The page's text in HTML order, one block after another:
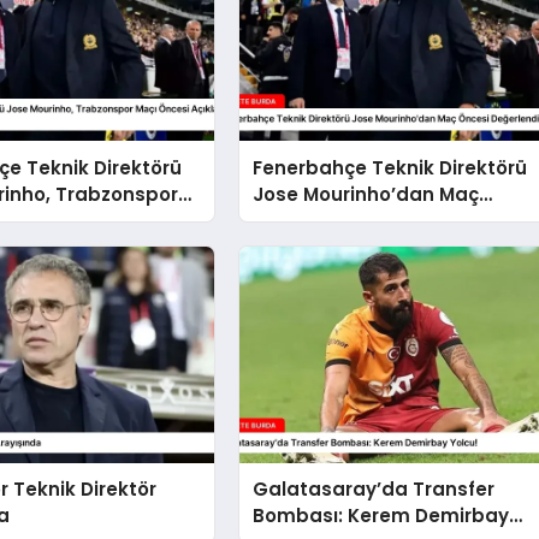
Teknik Direktörü
Trabzonspor
Açıklamalarda
Fenerbahçe Teknik Direktörü
Jose Mourinho’dan Maç
Öncesi Değerlendirmeler
Teknik Direktör
Galatasaray’da Transfer
Bombası: Kerem Demirbay